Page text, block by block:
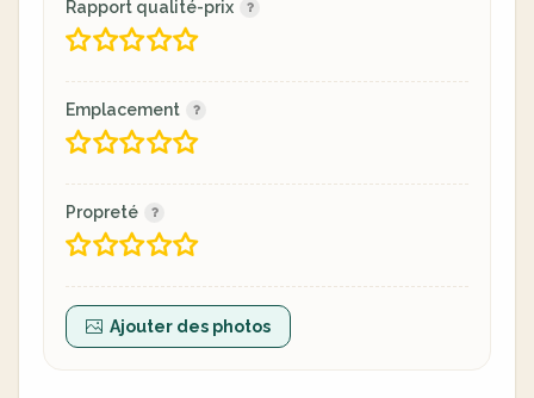
Rapport qualité-prix
Emplacement
Propreté
Ajouter des photos